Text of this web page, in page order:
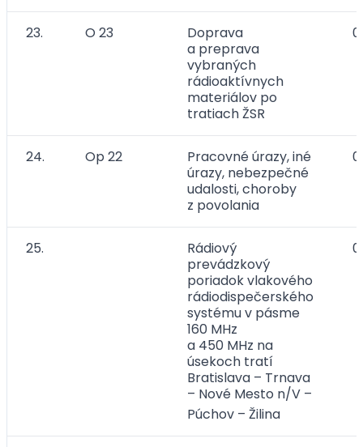
23. O 23
Doprava
a preprava
vybraných
rádioaktívnych
materiálov po
tratiach ŽSR
24. Op 22
Pracovné úrazy, iné
úrazy, nebezpečné
udalosti, choroby
z povolania
25.
Rádiový
prevádzkový
poriadok vlakového
rádiodispečerského
systému v pásme
160 MHz
a 450 MHz na
úsekoch tratí
Bratislava – Trnava
– Nové Mesto n/V –
Púchov – Žilina